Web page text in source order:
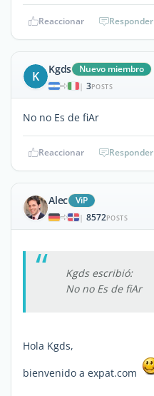
Reaccionar Responder
K Kgds Nuevo miembro
| 3POSTS
No no Es de fiAr
Reaccionar Responder
Alec ViP
| 8572POSTS
Kgds escribió:
No no Es de fiAr
Hola Kgds,
bienvenido a expat.com